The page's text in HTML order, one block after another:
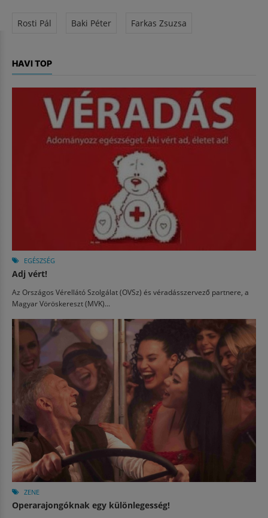
Rosti Pál Baki Péter Farkas Zsuzsa
HAVI TOP
EGÉSZSÉG
Adj vért!
Az Országos Vérellátó Szolgálat (OVSz) és véradásszervező partnere, a
Magyar Vöröskereszt (MVK)...
ZENE
Operarajongóknak egy különlegesség!